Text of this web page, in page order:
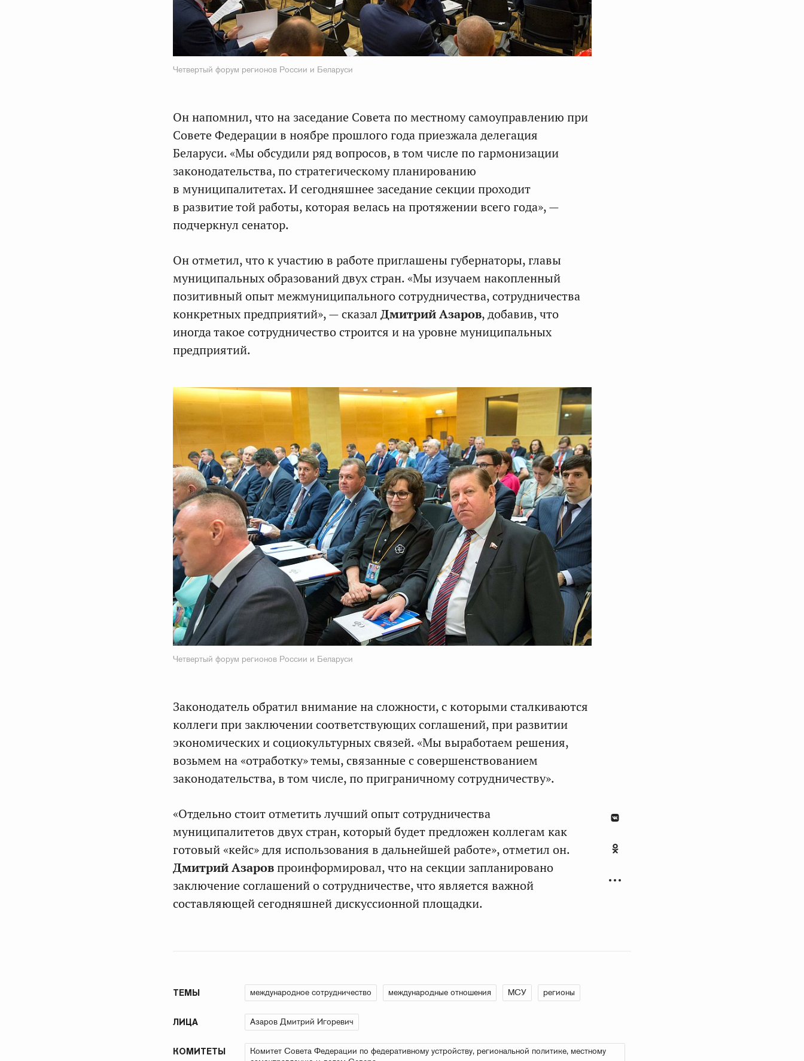
Четвертый форум регионов России и Беларуси
Он напомнил, что на заседание Совета по местному самоуправлению при
Совете Федерации в ноябре прошлого года приезжала делегация
Беларуси. «Мы обсудили ряд вопросов, в том числе по гармонизации
законодательства, по стратегическому планированию
в муниципалитетах. И сегодняшнее заседание секции проходит
в развитие той работы, которая велась на протяжении всего года», —
подчеркнул сенатор.
Он отметил, что к участию в работе приглашены губернаторы, главы
муниципальных образований двух стран. «Мы изучаем накопленный
позитивный опыт межмуниципального сотрудничества, сотрудничества
конкретных предприятий», — сказал Дмитрий Азаров, добавив, что
иногда такое сотрудничество строится и на уровне муниципальных
предприятий.
Четвертый форум регионов России и Беларуси
Законодатель обратил внимание на сложности, с которыми сталкиваются
коллеги при заключении соответствующих соглашений, при развитии
экономических и социокультурных связей. «Мы выработаем решения,
возьмем на «отработку» темы, связанные с совершенствованием
законодательства, в том числе, по приграничному сотрудничеству».
«Отдельно стоит отметить лучший опыт сотрудничества
муниципалитетов двух стран, который будет предложен коллегам как
готовый «кейс» для использования в дальнейшей работе», отметил он.
Дмитрий Азаровпроинформировал, что на секции запланировано
заключение соглашений о сотрудничестве, что является важной
составляющей сегодняшней дискуссионной площадки.
ТЕМЫ международное сотрудничество международные отношения МСУ регионы
ЛИЦА Азаров Дмитрий Игоревич
КОМИТЕТЫ
Комитет Совета Федерации по федеративному устройству, региональной политике, местному